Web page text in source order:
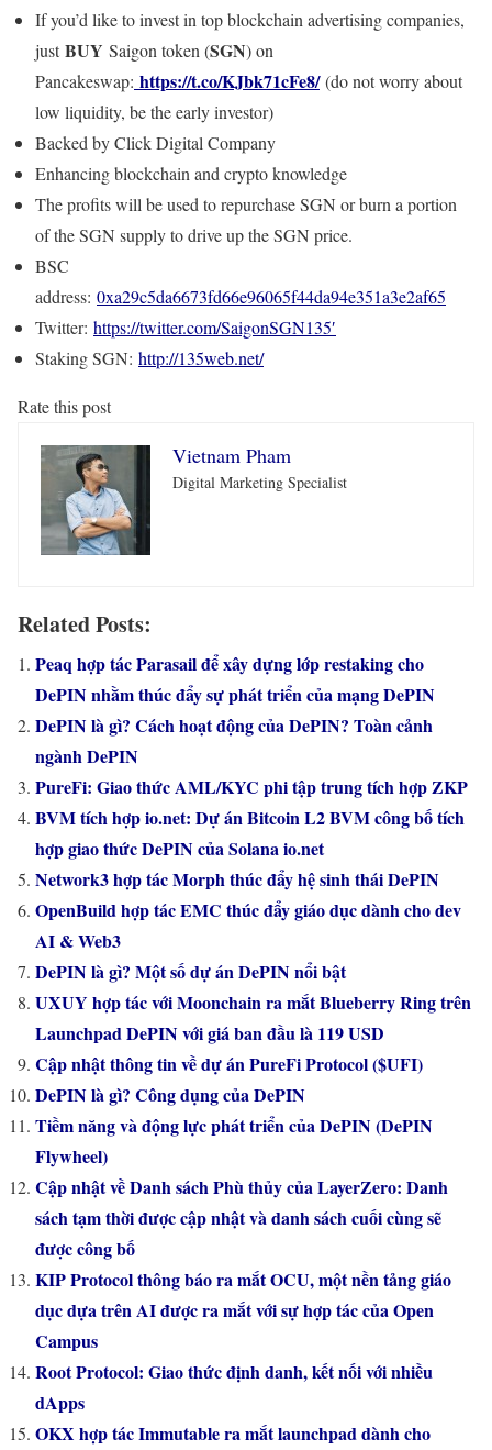
If you’d like to invest in top blockchain advertising companies,
justBUY Saigon token (SGN) on
Pancakeswap: https://t.co/KJbk71cFe8/(do not worry about
low liquidity, be the early investor)
Backed by Click Digital Company
Enhancing blockchain and crypto knowledge
The profits will be used to repurchase SGN or burn a portion
of the SGN supply to drive up the SGN price.
BSC
address: 0xa29c5da6673fd66e96065f44da94e351a3e2af65
Twitter: https://twitter.com/SaigonSGN135′
Staking SGN: http://135web.net/
Rate this post
Vietnam Pham
Digital Marketing Specialist
Related Posts:
Peaq hợp tác Parasail để xây dựng lớp restaking cho
DePIN nhằm thúc đẩy sự phát triển của mạng DePIN
DePIN là gì? Cách hoạt động của DePIN? Toàn cảnh
ngành DePIN
PureFi: Giao thức AML/KYC phi tập trung tích hợp ZKP
BVM tích hợp io.net: Dự án Bitcoin L2 BVM công bố tích
hợp giao thức DePIN của Solana io.net
Network3 hợp tác Morph thúc đẩy hệ sinh thái DePIN
OpenBuild hợp tác EMC thúc đẩy giáo dục dành cho dev
AI & Web3
DePIN là gì? Một số dự án DePIN nổi bật
UXUY hợp tác với Moonchain ra mắt Blueberry Ring trên
Launchpad DePIN với giá ban đầu là 119 USD
Cập nhật thông tin về dự án PureFi Protocol ($UFI)
DePIN là gì? Công dụng của DePIN
Tiềm năng và động lực phát triển của DePIN (DePIN
Flywheel)
Cập nhật về Danh sách Phù thủy của LayerZero: Danh
sách tạm thời được cập nhật và danh sách cuối cùng sẽ
được công bố
KIP Protocol thông báo ra mắt OCU, một nền tảng giáo
dục dựa trên AI được ra mắt với sự hợp tác của Open
Campus
Root Protocol: Giao thức định danh, kết nối với nhiều
dApps
OKX hợp tác Immutable ra mắt launchpad dành cho